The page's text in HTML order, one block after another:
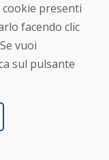
presenti
facendo clic
vuoi
sul pulsante